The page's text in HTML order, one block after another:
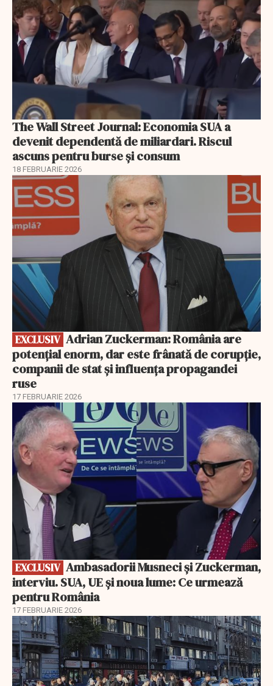
The Wall Street Journal: Economia SUA a
devenit dependentă de miliardari. Riscul
ascuns pentru burse și consum
18 FEBRUARIE 2026
EXCLUSIV
EXCLUSIV
potențial enorm, dar este frânată de corupție,
companii de stat și influența propagandei
ruse
17 FEBRUARIE 2026
EXCLUSIV
EXCLUSIV
interviu. SUA, UE și noua lume: Ce urmează
pentru România
17 FEBRUARIE 2026